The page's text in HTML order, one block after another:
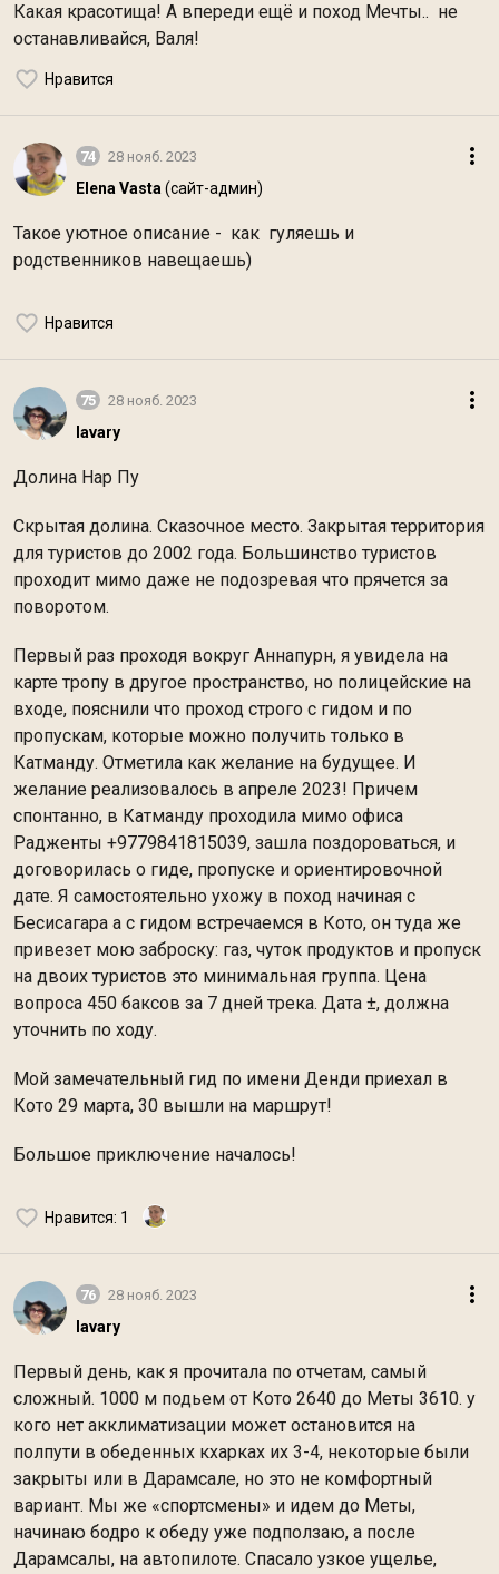
Какая красотища! А впереди ещё и поход Мечты.. не
останавливайся, Валя!
Нравится
74 28 нояб. 2023
Elena Vasta(сайт-админ)
Такое уютное описание - как гуляешь и
родственников навещаешь)
Нравится
75 28 нояб. 2023
lavary
Долина Нар Пу
Скрытая долина. Сказочное место. Закрытая территория
для туристов до 2002 года. Большинство туристов
проходит мимо даже не подозревая что прячется за
поворотом.
Первый раз проходя вокруг Аннапурн, я увидела на
карте тропу в другое пространство, но полицейские на
входе, пояснили что проход строго с гидом и по
пропускам, которые можно получить только в
Катманду. Отметила как желание на будущее. И
желание реализовалось в апреле 2023! Причем
спонтанно, в Катманду проходила мимо офиса
Радженты +9779841815039, зашла поздороваться, и
договорилась о гиде, пропуске и ориентировочной
дате. Я самостоятельно ухожу в поход начиная с
Бесисагара а с гидом встречаемся в Кото, он туда же
привезет мою заброску: газ, чуток продуктов и пропуск
на двоих туристов это минимальная группа. Цена
вопроса 450 баксов за 7 дней трека. Дата ±, должна
уточнить по ходу.
Мой замечательный гид по имени Денди приехал в
Кото 29 марта, 30 вышли на маршрут!
Большое приключение началось!
Нравится: 1
76 28 нояб. 2023
lavary
Первый день, как я прочитала по отчетам, самый
сложный. 1000 м подьем от Кото 2640 до Меты 3610. у
кого нет акклиматизации может остановится на
полпути в обеденных кхарках их 3-4, некоторые были
закрыты или в Дарамсале, но это не комфортный
вариант. Мы же «спортсмены» и идем до Меты,
начинаю бодро к обеду уже подползаю, а после
Дарамсалы, на автопилоте. Спасало узкое ущелье,